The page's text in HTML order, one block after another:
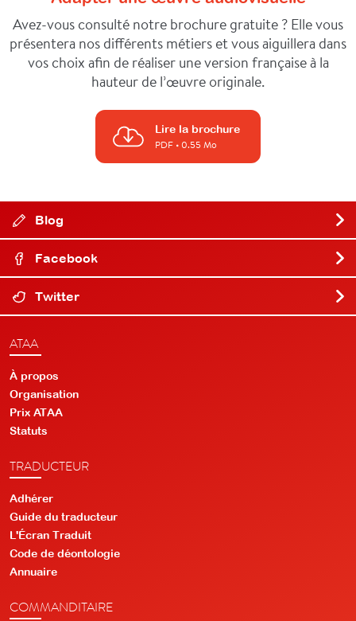
Avez-vous consulté notre brochure gratuite ? Elle vous
présentera nos différents métiers et vous aiguillera dans
vos choix afin de réaliser une version française à la
hauteur de l’œuvre originale.
Lire la brochure
PDF• 0.55 Mo
Blog
Facebook
Twitter
ATAA
À propos
Organisation
Prix ATAA
Statuts
TRADUCTEUR
Adhérer
Guide du traducteur
L'Écran Traduit
Code de déontologie
Annuaire
COMMANDITAIRE